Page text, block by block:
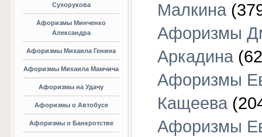
Сухорукова
Афоризмы Минченко
Александра
Афоризмы Михаила Генина
Афоризмы Михаила Мамчича
Афоризмы на Удачу
Афоризмы о Автобусе
Афоризмы о Банкротстве
Малкина
Афоризмы
Аркадина
Афоризмы
Кащеева
Афоризмы